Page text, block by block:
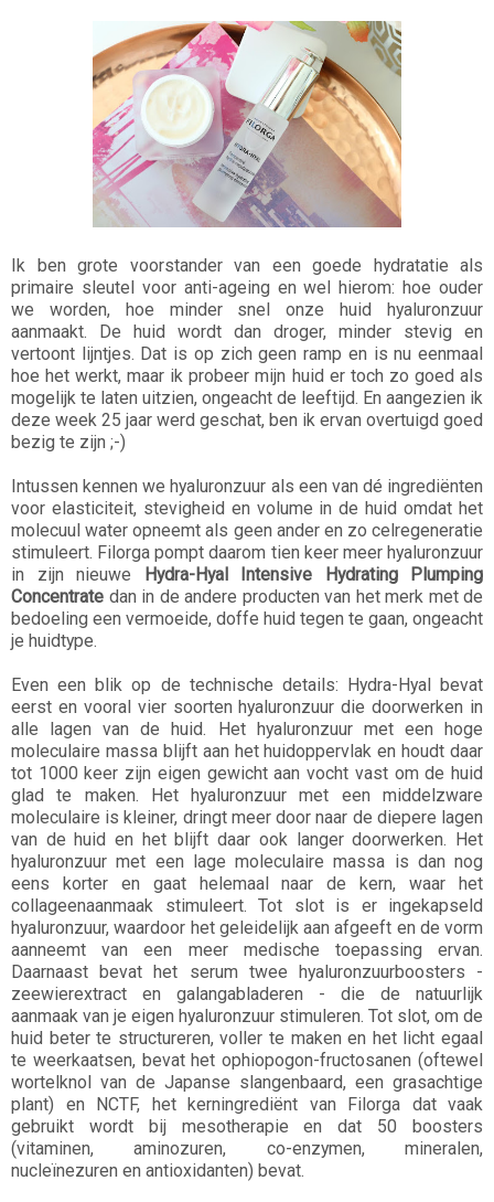
Ik ben grote voorstander van een goede hydratatie als
primaire sleutel voor anti-ageing en wel hierom: hoe ouder
we worden, hoe minder snel onze huid hyaluronzuur
aanmaakt. De huid wordt dan droger, minder stevig en
vertoont lijntjes. Dat is op zich geen ramp en is nu eenmaal
hoe het werkt, maar ik probeer mijn huid er toch zo goed als
mogelijk te laten uitzien, ongeacht de leeftijd. En aangezien ik
deze week 25 jaar werd geschat, ben ik ervan overtuigd goed
bezig te zijn ;-)
Intussen kennen we hyaluronzuur als een van dé ingrediënten
voor elasticiteit, stevigheid en volume in de huid omdat het
molecuul water opneemt als geen ander en zo celregeneratie
stimuleert. Filorga pompt daarom tien keer meer hyaluronzuur
in zijn nieuwe
Hydra-Hyal Intensive Hydrating Plumping
Concentrate dan in de andere producten van het merk met de
bedoeling een vermoeide, doffe huid tegen te gaan, ongeacht
je huidtype.
Even een blik op de technische details: Hydra-Hyal bevat
eerst en vooral vier soorten hyaluronzuur die doorwerken in
alle lagen van de huid. Het hyaluronzuur met een hoge
moleculaire massa blijft aan het huidoppervlak en houdt daar
tot 1000 keer zijn eigen gewicht aan vocht vast om de huid
glad te maken. Het hyaluronzuur met een middelzware
moleculaire is kleiner, dringt meer door naar de diepere lagen
van de huid en het blijft daar ook langer doorwerken. Het
hyaluronzuur met een lage moleculaire massa is dan nog
eens korter en gaat helemaal naar de kern, waar het
collageenaanmaak stimuleert. Tot slot is er ingekapseld
hyaluronzuur, waardoor het geleidelijk aan afgeeft en de vorm
aanneemt van een meer medische toepassing ervan.
Daarnaast bevat het serum twee hyaluronzuurboosters -
zeewierextract en galangabladeren - die de natuurlijk
aanmaak van je eigen hyaluronzuur stimuleren. Tot slot, om de
huid beter te structureren, voller te maken en het licht egaal
te weerkaatsen, bevat het ophiopogon-fructosanen (oftewel
wortelknol van de Japanse slangenbaard, een grasachtige
plant) en NCTF, het kerningrediënt van Filorga dat vaak
gebruikt wordt bij mesotherapie en dat 50 boosters
(vitaminen, aminozuren, co-enzymen, mineralen,
nucleïnezuren en antioxidanten) bevat.